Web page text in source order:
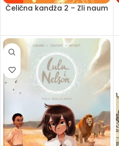
Čelična kandža 2 – Zli naum